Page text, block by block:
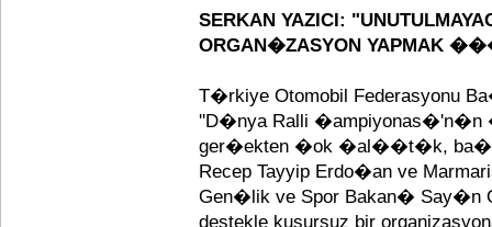
SERKAN YAZICI:
ORGAN�ZASYON YAPMAK
T�rkiye Otomobil Federasyonu
''D�nya Ralli �ampiyonas�'n�n
ger�ekten �ok �al��t�k,
Recep Tayyip Erdo�an ve
Gen�lik ve Spor Bakan� Say�n
destekle kusursuz bir